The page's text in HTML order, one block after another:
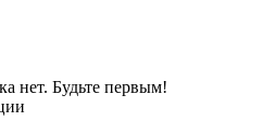
нет. Будьте первым!